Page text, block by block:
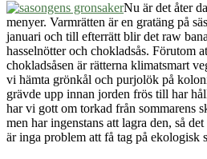
Nu är det åter
menyer. Varmrätten är en gratäng på
januari och till efterrätt blir det raw
hasselnötter och chokladsås. Förutom
chokladsåsen är rätterna klimatsmart
vi hämta grönkål och purjolök på
grävde upp innan jorden frös till har
har vi gott om torkad från sommarens
men har ingenstans att lagra den, så
är inga problem att få tag på ekologisk